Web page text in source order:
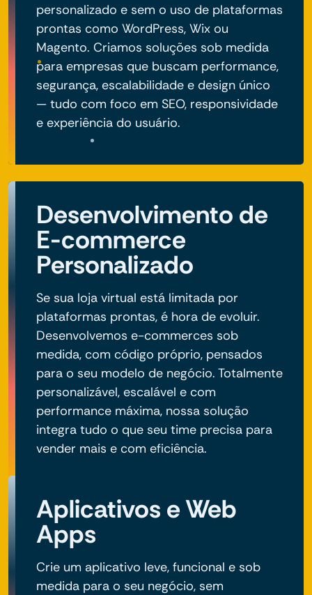
personalizado e sem o uso de plataformas
prontas como WordPress, Wix ou
Magento. Criamos soluções sob medida
para empresas que buscam performance,
segurança, escalabilidade e design único
— tudo com foco em SEO, responsividade
e experiência do usuário.
Desenvolvimento de
E-commerce
Personalizado
Se sua loja virtual está limitada por
plataformas prontas, é hora de evoluir.
Desenvolvemos e-commerces sob
medida, com código próprio, pensados
para o seu modelo de negócio. Totalmente
personalizável, escalável e com
performance máxima, nossa solução
integra tudo o que seu time precisa para
vender mais e com eficiência.
Aplicativos e Web
Apps
Crie um aplicativo leve, funcional e sob
medida para o seu negócio, sem